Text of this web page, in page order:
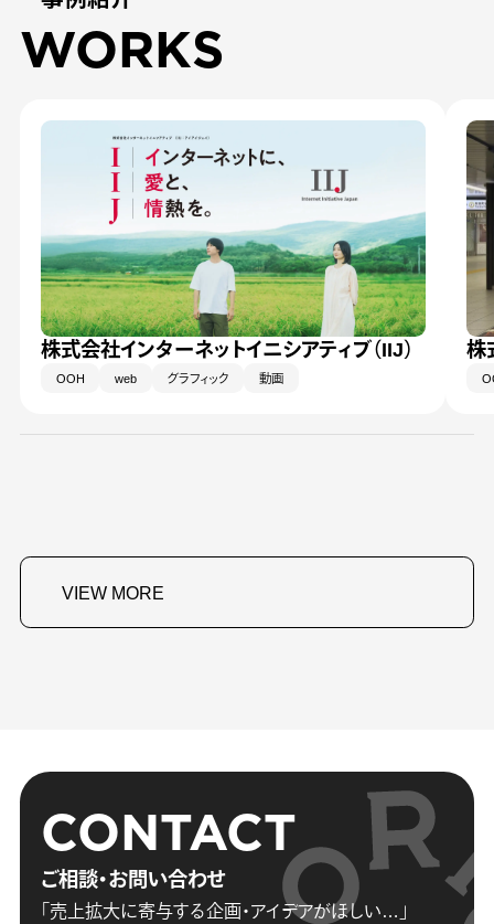
WORKS
株式会社インターネットイニシアティブ（IIJ）
OOH web グラフィック 動画
株
VIEW MORE
ご相談・お問い合わせ
CONTACT
「売上拡大に寄与する企画・アイデアがほしい…」